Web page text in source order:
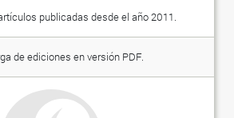
publicadas desde el año 2011.
de ediciones en versión PDF.